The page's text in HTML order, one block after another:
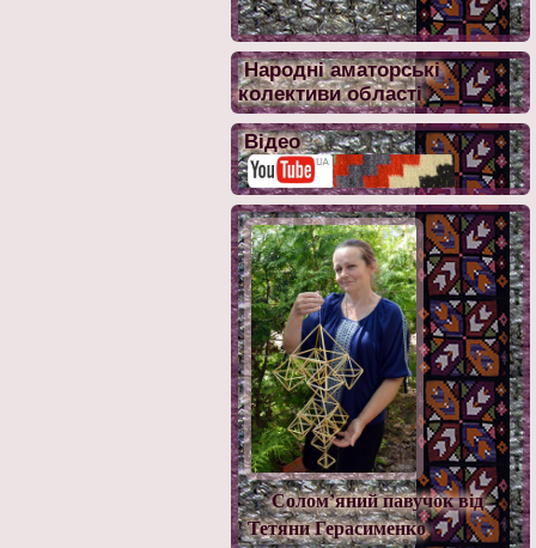
Народні аматорські
колективи області
Відео
Солом’яний павучок від
Тетяни Герасименко